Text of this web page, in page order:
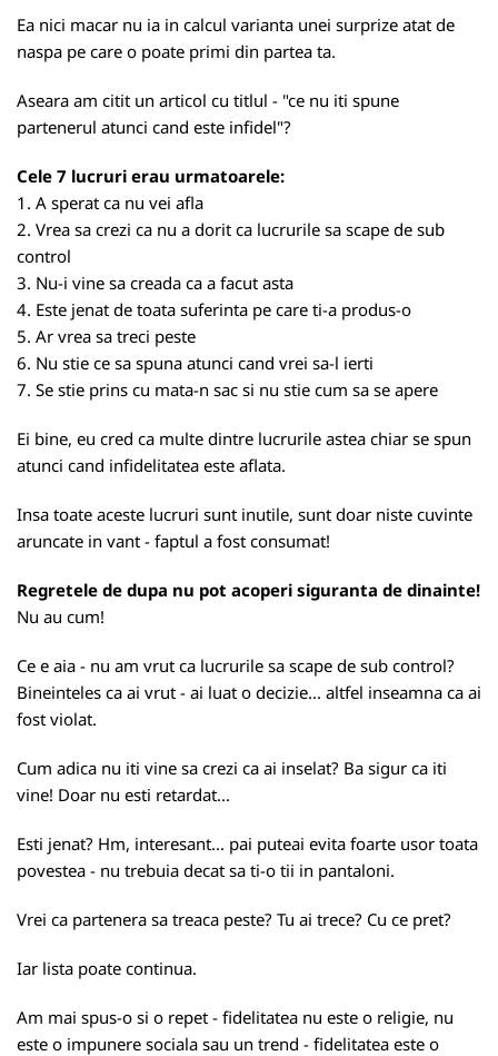
Ea nici macar nu ia in calcul varianta unei surprize atat de
naspa pe care o poate primi din partea ta.
Aseara am citit un articol cu titlul - "ce nu iti spune
partenerul atunci cand este infidel"?
Cele 7 lucruri erau urmatoarele:
1. A sperat ca nu vei afla
2. Vrea sa crezi ca nu a dorit ca lucrurile sa scape de sub
control
3. Nu-i vine sa creada ca a facut asta
4. Este jenat de toata suferinta pe care ti-a produs-o
5. Ar vrea sa treci peste
6. Nu stie ce sa spuna atunci cand vrei sa-l ierti
7. Se stie prins cu mata-n sac si nu stie cum sa se apere
Ei bine, eu cred ca multe dintre lucrurile astea chiar se spun
atunci cand infidelitatea este aflata.
Insa toate aceste lucruri sunt inutile, sunt doar niste cuvinte
aruncate in vant - faptul a fost consumat!
Regretele de dupa nu pot acoperi siguranta de dinainte!
Nu au cum!
Ce e aia - nu am vrut ca lucrurile sa scape de sub control?
Bineinteles ca ai vrut - ai luat o decizie... altfel inseamna ca ai
fost violat.
Cum adica nu iti vine sa crezi ca ai inselat? Ba sigur ca iti
vine! Doar nu esti retardat...
Esti jenat? Hm, interesant... pai puteai evita foarte usor toata
povestea - nu trebuia decat sa ti-o tii in pantaloni.
Vrei ca partenera sa treaca peste? Tu ai trece? Cu ce pret?
Iar lista poate continua.
Am mai spus-o si o repet - fidelitatea nu este o religie, nu
este o impunere sociala sau un trend - fidelitatea este o